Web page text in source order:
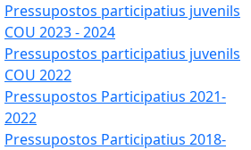
Pressupostos participatius juvenils
COU 2023 - 2024
Pressupostos participatius juvenils
COU 2022
Pressupostos Participatius 2021-
2022
Pressupostos Participatius 2018-